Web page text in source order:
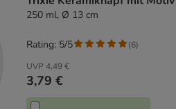
250 ml, Ø 13 cm
UVP 4,49 €
3,79 €
Rating: 5/5 (6)